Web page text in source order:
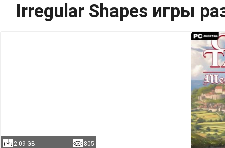
Irregular Shapes игры
2.09 GB 805